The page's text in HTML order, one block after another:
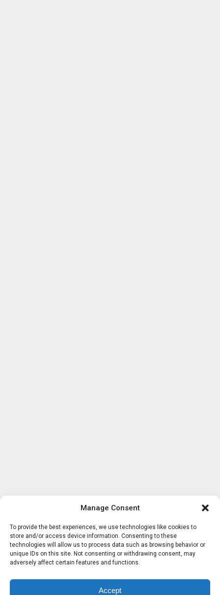
Manage Consent
To provide the best experiences, we use technologies like cookies to
store and/or access device information. Consenting to these
technologies will allow us to process data such as browsing behavior or
unique IDs on this site. Not consenting or withdrawing consent, may
adversely affect certain features and functions.
Accept